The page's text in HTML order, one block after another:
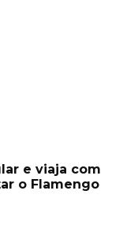
e viaja com
o Flamengo